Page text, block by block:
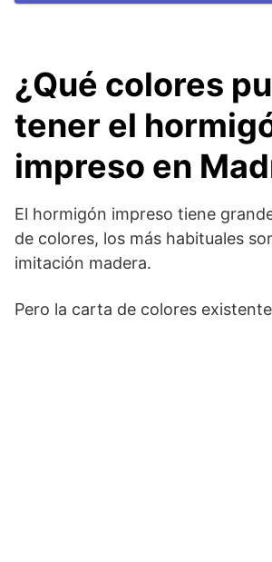
¿Qué colores
tener el
impreso en
El hormigón impreso tiene
de colores, los más habituales
imitación madera.
Pero la carta de colores